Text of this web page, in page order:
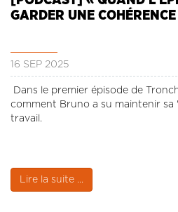
GARDER UNE
16 SEP 2025
Dans le premier épisode de
comment Bruno a su maintenir
travail.
Lire la suite ...